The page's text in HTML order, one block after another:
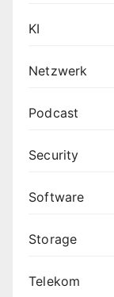
KI
Netzwerk
Podcast
Security
Software
Storage
Telekom